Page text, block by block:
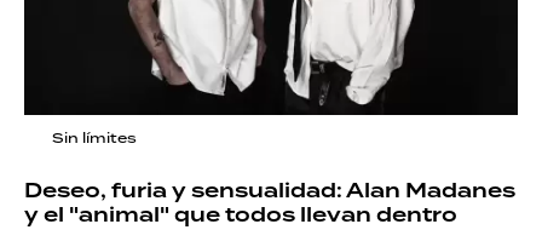
Sin límites
Deseo, furia y sensualidad: Alan Madanes
y el "animal" que todos llevan dentro